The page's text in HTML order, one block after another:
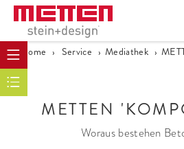
Home › Service › Mediathek ›
METTEN
Woraus bestehen